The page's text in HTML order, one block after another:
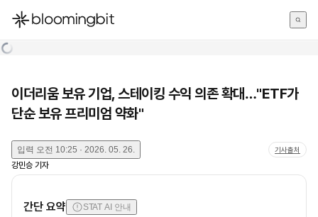
한국어
이더리움 보유 기업, 스테이킹 수익 의존 확대…"ETF가
단순 보유 프리미엄 약화"
입력 오전 10:25 · 2026. 05. 26. 기사출처
강민승 기자
간단 요약 STAT AI 안내